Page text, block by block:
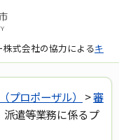
式会社の協力によるキ
プロポーザル） >審
派遣等業務に係るプ